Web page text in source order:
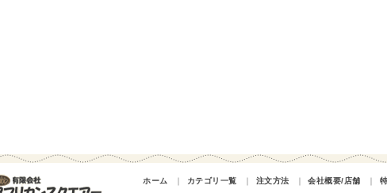
ホーム ｜ カテゴリ一覧 ｜ 注文方法 ｜ 会社概要/店舗 ｜